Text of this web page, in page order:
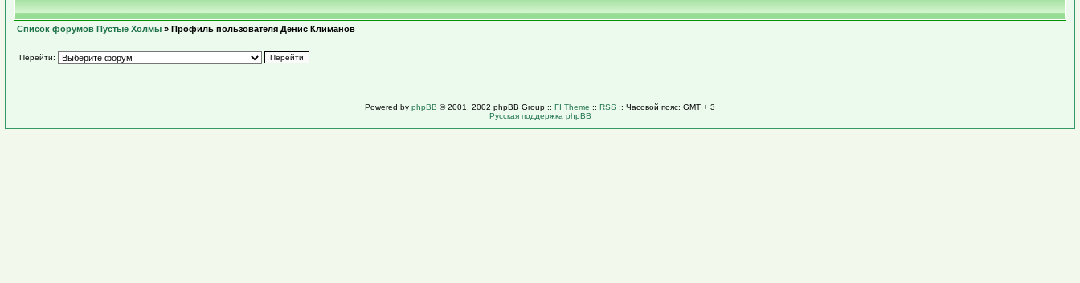
Список форумов Пустые Холмы » Профиль пользователя Денис Климанов
Перейти:
Powered by phpBB © 2001, 2002 phpBB Group :: FI Theme :: RSS :: Часовой пояс: GMT + 3
Русская поддержка phpBB